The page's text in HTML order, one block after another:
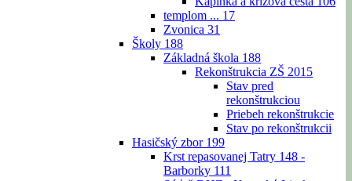
templom ... 17
Zvonica 31
Školy 188
Základná škola 188
Rekonštrukcia ZŠ 2015
Stav pred
rekonštrukciou
Priebeh rekonštrukcie
Stav po rekonštrukcii
Hasičský zbor 199
Krst repasovanej Tatry 148 -
Barborky 111